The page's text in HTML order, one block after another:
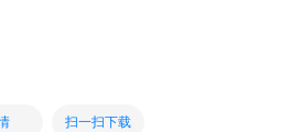
扫一扫下载